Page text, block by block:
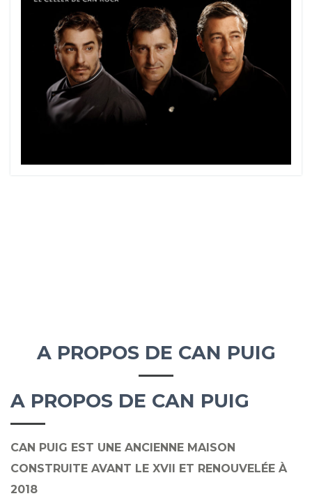
A PROPOS DE CAN PUIG
A PROPOS DE CAN PUIG
CAN PUIG EST UNE ANCIENNE MAISON
CONSTRUITE AVANT LE XVII ET RENOUVELÉE À
2018